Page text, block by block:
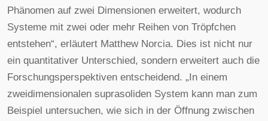
Phänomen auf zwei Dimensionen erweitert, wodurch
Systeme mit zwei oder mehr Reihen von Tröpfchen
entstehen“, erläutert Matthew Norcia. Dies ist nicht nur
ein quantitativer Unterschied, sondern erweitert auch die
Forschungsperspektiven entscheidend. „In einem
zweidimensionalen suprasoliden System kann man zum
Beispiel untersuchen, wie sich in der Öffnung zwischen